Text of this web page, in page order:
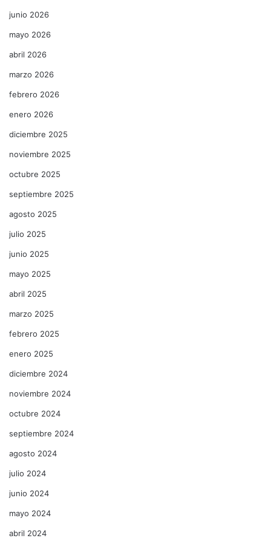
junio 2026
mayo 2026
abril 2026
marzo 2026
febrero 2026
enero 2026
diciembre 2025
noviembre 2025
octubre 2025
septiembre 2025
agosto 2025
julio 2025
junio 2025
mayo 2025
abril 2025
marzo 2025
febrero 2025
enero 2025
diciembre 2024
noviembre 2024
octubre 2024
septiembre 2024
agosto 2024
julio 2024
junio 2024
mayo 2024
abril 2024